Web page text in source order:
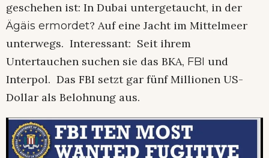
geschehen ist: In Dubai untergetaucht, in der
Ägäis ermordet? Auf eine Jacht im Mittelmeer
unterwegs. Interessant: Seit ihrem
Untertauchen suchen sie das BKA, FBI und
Interpol. Das FBI setzt gar fünf Millionen US-
Dollar als Belohnung aus.